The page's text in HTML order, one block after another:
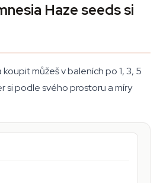
Haze seeds si
můžeš v baleních po 1, 3, 5
si podle svého prostoru a míry